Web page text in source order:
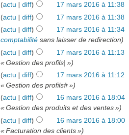
(actu |diff) 17 mars 2016 à 11:38
(actu |diff) 17 mars 2016 à 11:38
(actu |diff) 17 mars 2016 à 11:34
comptabilité sans laisser de redirection)
(actu |diff) 17 mars 2016 à 11:13
« Gestion des profils| »)
(actu |diff) 17 mars 2016 à 11:12
« Gestion des profils# »)
(actu |diff) 16 mars 2016 à 18:04
« Gestion des produits et des ventes »)
(actu |diff) 16 mars 2016 à 18:00
« Facturation des clients »)